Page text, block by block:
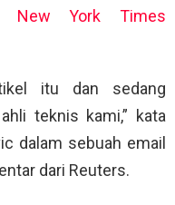
New York Times
itu dan sedang
teknis kami,” kata
dalam sebuah email
dari Reuters.